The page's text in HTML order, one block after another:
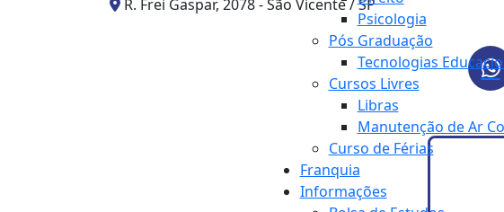
Psicologia
Pós Graduação
Tecnologias
Cursos Livres
Libras
Manutenção de Ar
Curso de Férias
Franquia
Informações
R. Frei Gaspar, 2078 - São Vicente / SP